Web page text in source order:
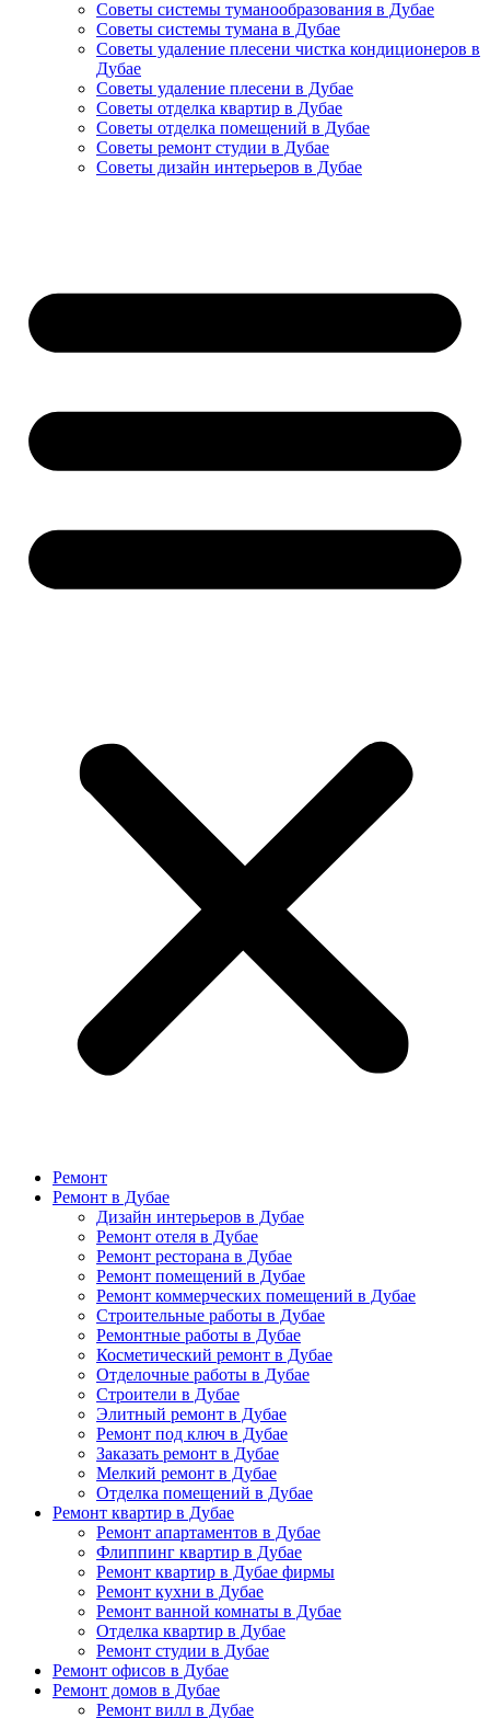
Советы системы туманообразования в Дубае
Советы системы тумана в Дубае
Советы удаление плесени чистка кондиционеров в
Дубае
Советы удаление плесени в Дубае
Советы отделка квартир в Дубае
Советы отделка помещений в Дубае
Советы ремонт студии в Дубае
Советы дизайн интерьеров в Дубае
Ремонт
Ремонт в Дубае
Дизайн интерьеров в Дубае
Ремонт отеля в Дубае
Ремонт ресторана в Дубае
Ремонт помещений в Дубае
Ремонт коммерческих помещений в Дубае
Строительные работы в Дубае
Ремонтные работы в Дубае
Косметический ремонт в Дубае
Отделочные работы в Дубае
Строители в Дубае
Элитный ремонт в Дубае
Ремонт под ключ в Дубае
Заказать ремонт в Дубае
Мелкий ремонт в Дубае
Отделка помещений в Дубае
Ремонт квартир в Дубае
Ремонт апартаментов в Дубае
Флиппинг квартир в Дубае
Ремонт квартир в Дубае фирмы
Ремонт кухни в Дубае
Ремонт ванной комнаты в Дубае
Отделка квартир в Дубае
Ремонт студии в Дубае
Ремонт офисов в Дубае
Ремонт домов в Дубае
Ремонт вилл в Дубае